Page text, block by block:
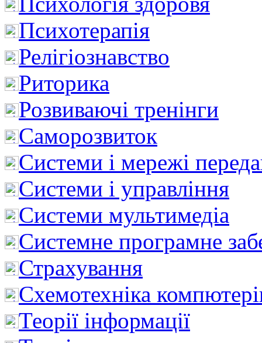
Психотерапія
Релігіознавство
Риторика
Розвиваючі тренінги
Саморозвиток
Системи і мережі
Системи і управління
Системи мультимедіа
Системне програмне
Страхування
Схемотехніка
Теорії інформації